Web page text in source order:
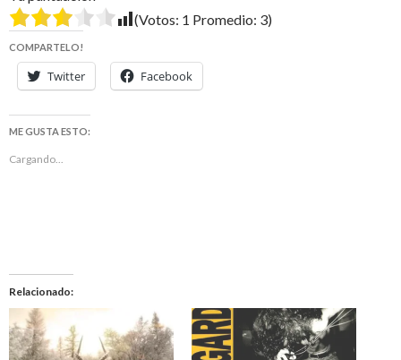
(Votos: 1 Promedio: 3)
COMPARTELO!
Twitter Facebook
ME GUSTA ESTO:
Cargando...
Relacionado